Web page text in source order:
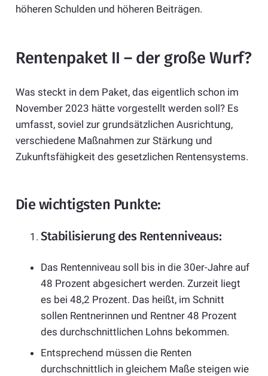
höheren Schulden und höheren Beiträgen.
Rentenpaket II – der große Wurf?
Was steckt in dem Paket, das eigentlich schon im
November 2023 hätte vorgestellt werden soll? Es
umfasst, soviel zur grundsätzlichen Ausrichtung,
verschiedene Maßnahmen zur Stärkung und
Zukunftsfähigkeit des gesetzlichen Rentensystems.
Die wichtigsten Punkte:
Stabilisierung des Rentenniveaus:
Das Rentenniveau soll bis in die 30er-Jahre auf
48 Prozent abgesichert werden. Zurzeit liegt
es bei 48,2 Prozent. Das heißt, im Schnitt
sollen Rentnerinnen und Rentner 48 Prozent
des durchschnittlichen Lohns bekommen.
Entsprechend müssen die Renten
durchschnittlich in gleichem Maße steigen wie